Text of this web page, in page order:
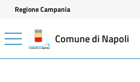
Vai ai contenuti
Vai al footer
Regione Campania
Comune di Napoli